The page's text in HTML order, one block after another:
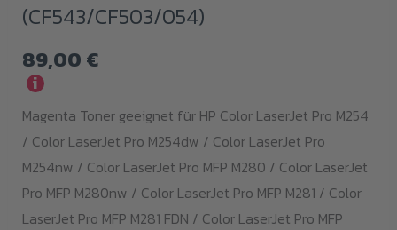
(CF543/CF503/054)
89,00 €
i
Magenta Toner geeignet für HP Color LaserJet Pro M254
/ Color LaserJet Pro M254dw / Color LaserJet Pro
M254nw / Color LaserJet Pro MFP M280 / Color LaserJet
Pro MFP M280nw / Color LaserJet Pro MFP M281 / Color
LaserJet Pro MFP M281 FDN / Color LaserJet Pro MFP